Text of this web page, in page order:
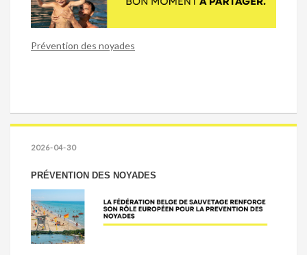
Prévention des noyades
2026-04-30
PRÉVENTION DES NOYADES